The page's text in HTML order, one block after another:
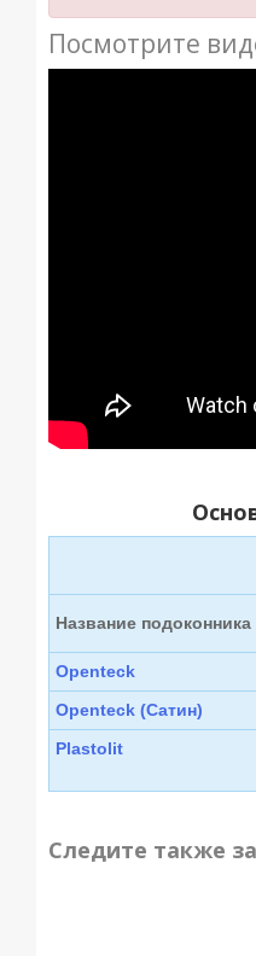
Посмотрите
Название подоконника
Openteck
Openteck (Сатин)
Plastolit
Следите также